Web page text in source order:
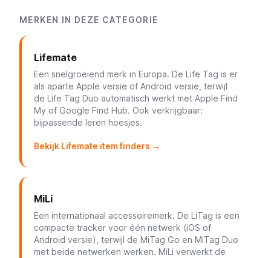
MERKEN IN DEZE CATEGORIE
Lifemate
Een snelgroeiend merk in Europa. De Life Tag is er
als aparte Apple versie of Android versie, terwijl
de Life Tag Duo automatisch werkt met Apple Find
My of Google Find Hub. Ook verkrijgbaar:
bijpassende leren hoesjes.
Bekijk Lifemate item finders →
MiLi
Een internationaal accessoiremerk. De LiTag is een
compacte tracker voor één netwerk (iOS of
Android versie), terwijl de MiTag Go en MiTag Duo
met beide netwerken werken. MiLi verwerkt de